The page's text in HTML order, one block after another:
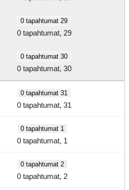
0 tapahtumat 29
0 tapahtumat, 29
0 tapahtumat 30
0 tapahtumat, 30
0 tapahtumat 31
0 tapahtumat, 31
0 tapahtumat 1
0 tapahtumat, 1
0 tapahtumat 2
0 tapahtumat, 2